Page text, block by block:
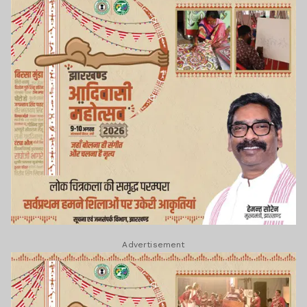
Advertisement